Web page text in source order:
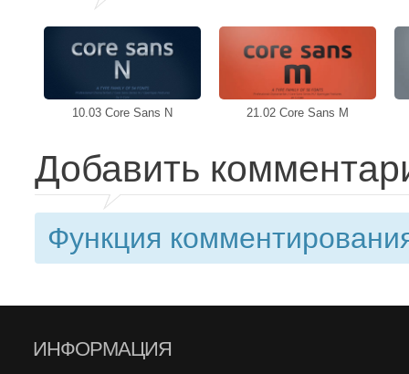
10.03 Core Sans N 21.02 Core Sans M
Добавить
Функция
ИНФОРМАЦИЯ